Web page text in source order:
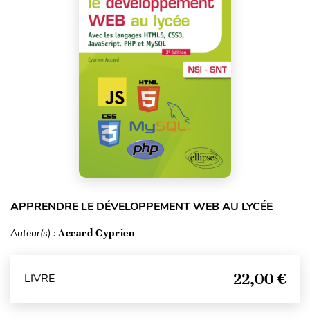
APPRENDRE LE DÉVELOPPEMENT WEB AU LYCÉE
Auteur(s) :Accard Cyprien
LIVRE 22,00 €